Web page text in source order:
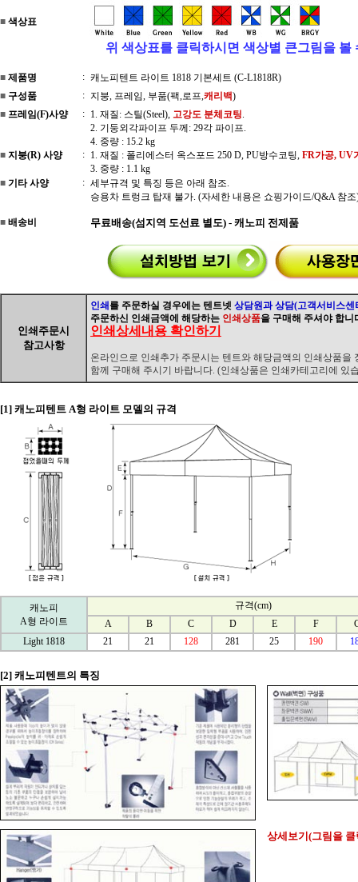
■ 색상표
위 색상표를 클릭하시면 색상별 큰그림을 볼
■ 제품명 : 캐노피텐트 라이트 1818 기본세트 (C-L1818R)
■ 구성품 : 지붕, 프레임, 부품(팩,로프,캐리백)
■ 프레임(F)사양 : 1. 재질: 스틸(Steel), 고강도 분체코팅.
2. 기둥외각파이프 두께: 29각 파이프.
4. 중량 : 15.2 kg
■ 지붕(R) 사양 : 1. 재질 : 폴리에스터 옥스포드 250 D, PU방수코팅, FR가공, UV
3. 중량 : 1.1 kg
■ 기타 사양 : 세부규격 및 특징 등은 아래 참조.
승용차 트렁크 탑재 불가. (자세한 내용은 쇼핑가이드/Q&A 참조
■ 배송비 무료배송(섬지역 도선료 별도) - 캐노피 전제품
인쇄주문시
참고사항
인쇄 를 주문하실 경우에는 텐트넷 상담원과 상담(고객서비스센
주문하신 인쇄금액에 해당하는 인쇄상품을 구매해 주셔야 합니
인쇄상세내용 확인하기
온라인으로 인쇄추가 주문시는 텐트와 해당금액의 인쇄상품을
함께 구매해 주시기 바랍니다. (인쇄상품은 인쇄카테고리에 있
[1] 캐노피텐트 A형 라이트 모델의 규격
캐노피
A형 라이트
규격(cm)
A
B C D E F
Light 1818
21 21 128 281 25 190
[2] 캐노피텐트의 특징
상세보기(그림을